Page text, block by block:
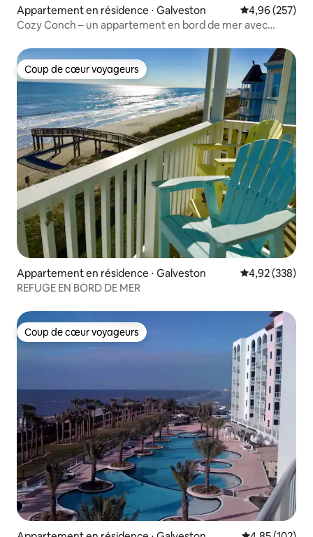
Appartement en résidence ⋅ Galveston Évaluation
4,96 (257)
Cozy Conch – un appartement en bord de mer avec
Coup de cœur voyageurs
Coup de cœur voyageurs
Appartement en résidence ⋅ Galveston Évaluation
4,92 (338)
REFUGE EN BORD DE MER
Coup de cœur voyageurs
Coup de cœur voyageurs